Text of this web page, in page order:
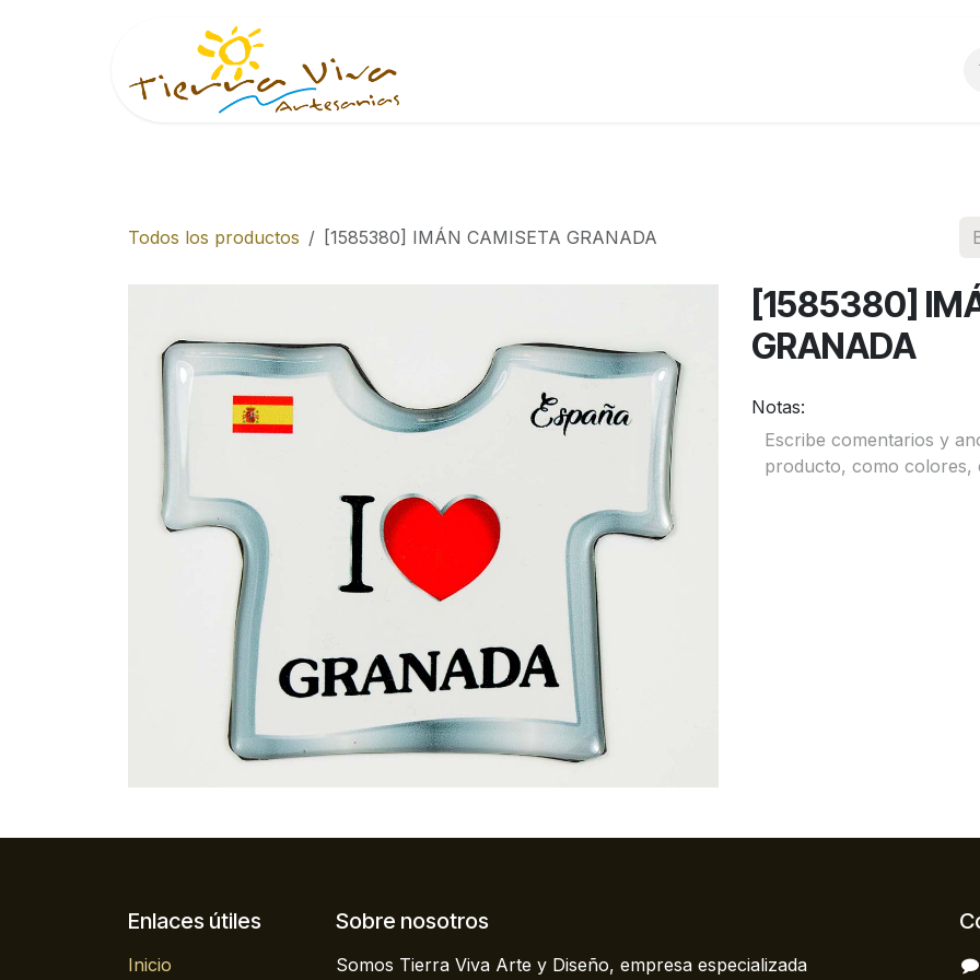
Preguntas
Todos los productos [1585380] IMÁN CAMISETA GRANADA
[1585380]
GRANADA
Notas:
Enlaces útiles
Inicio
Sobre nosotros
Somos Tierra Viva Arte y Diseño, empresa especializada